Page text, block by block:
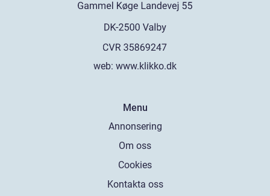
web: www.klikko.dk
Menu
Annonsering
Om oss
Cookies
Kontakta oss